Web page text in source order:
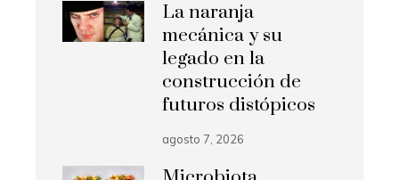
La naranja
mecánica y su
legado en la
construcción de
futuros distópicos
agosto 7, 2026